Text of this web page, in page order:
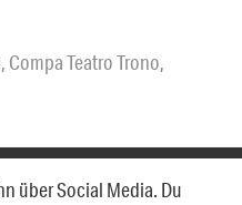
, Compa Teatro Trono,
über Social Media. Du